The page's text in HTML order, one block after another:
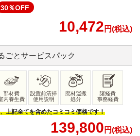
30％OFF
10,472 円(税込)
ごとサービスパック
部材費
内養生費
設置前清掃
使用説明
廃材運搬
処分
諸経費
事務経費
上記全てを含めたコミコミ価格です！
139,800 円(税込)